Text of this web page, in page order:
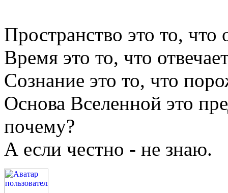
Пространство это то, что
Время это то, что
Сознание это то, что
Основа Вселенной это
почему?
А если честно - не знаю.